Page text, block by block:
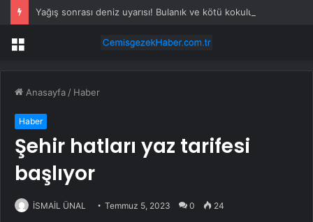
Menü
Anasayfa / Haber
Haber
Şehir hatları yaz tarifesi
başlıyor
İSMAİL ÜNAL Temmuz 5, 2023 0 24